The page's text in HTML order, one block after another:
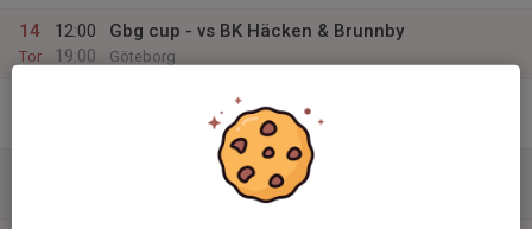
14
Tor
12:00
19:00
Gbg cup - vs BK Häcken & Brunnby
Göteborg
Göteborg cup vs Bergsjö & Backatorp
Slättadamm 3 konstgräs
Göteborg cup TIK vs Mossens BK